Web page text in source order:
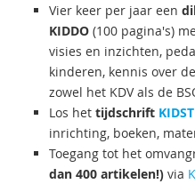
Vier keer per jaar een
KIDDO (100 pagina's)
visies en inzichten,
kinderen, kennis over
zowel het KDV als de
Los het tijdschrift
inrichting, boeken,
Toegang tot het
dan 400 artikelen!) via